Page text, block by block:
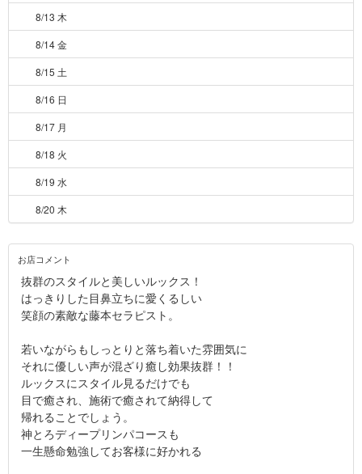
8/13 木
8/14 金
8/15 土
8/16 日
8/17 月
8/18 火
8/19 水
8/20 木
お店コメント
抜群のスタイルと美しいルックス！
はっきりした目鼻立ちに愛くるしい
笑顔の素敵な藤本セラピスト。
若いながらもしっとりと落ち着いた雰囲気に
それに優しい声が混ざり癒し効果抜群！！
ルックスにスタイル見るだけでも
目で癒され、施術で癒されて納得して
帰れることでしょう。
神とろディープリンパコースも
一生懸命勉強してお客様に好かれる